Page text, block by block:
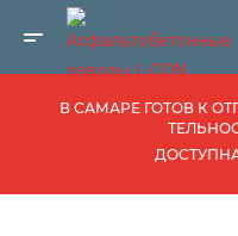
В САМАРЕ ГОТОВ К